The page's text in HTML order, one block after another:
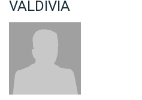
VALDIVIA